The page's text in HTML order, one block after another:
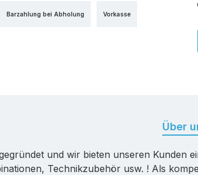
Vorkasse
Barzahlung bei Abholung
Über
und wir bieten unseren
Technikzubehör usw. ! Als